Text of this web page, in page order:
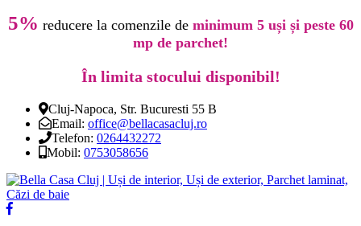
5% reducere la comenzile de minimum 5 uși și peste 60
mp de parchet!
În limita stocului disponibil!
Cluj-Napoca, Str. Bucuresti 55 B
Email: office@bellacasacluj.ro
Telefon: 0264432272
Mobil: 0753058656